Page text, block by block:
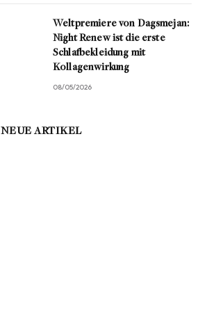
Weltpremiere von Dagsmejan:
Night Renew ist die erste
Schlafbekleidung mit
Kollagenwirkung
08/05/2026
NEUE ARTIKEL